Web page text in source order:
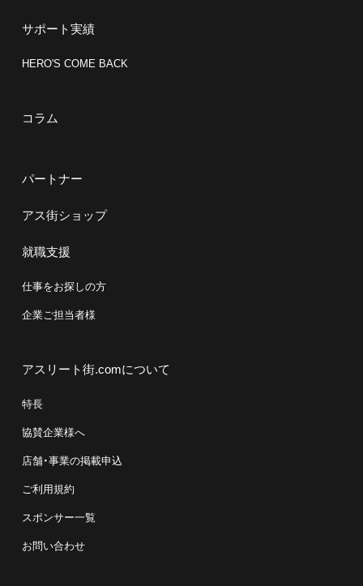
サポート実績
HERO'S COME BACK
コラム
パートナー
アス街ショップ
就職支援
仕事をお探しの方
企業ご担当者様
アスリート街.comについて
特長
協賛企業様へ
店舗・事業の掲載申込
ご利用規約
スポンサー一覧
お問い合わせ